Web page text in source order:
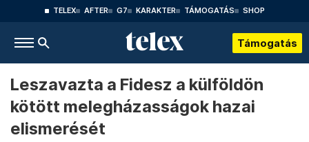
TELEX AFTER G7 KARAKTER TÁMOGATÁS SHOP
Támogatás
Leszavazta a Fidesz a külföldön
kötött melegházasságok hazai
elismerését